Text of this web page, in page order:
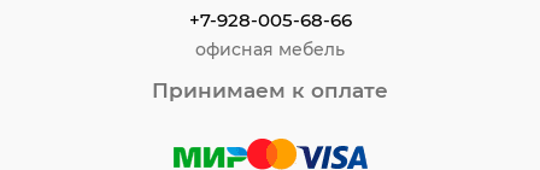
+7-928-005-68-66
офисная мебель
Принимаем к оплате